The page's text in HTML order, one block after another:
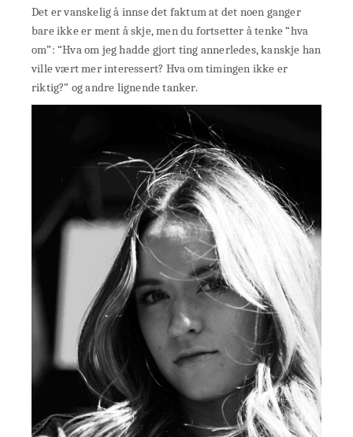
Det er vanskelig å innse det faktum at det noen ganger
bare ikke er ment å skje, men du fortsetter å tenke “hva
om”: “Hva om jeg hadde gjort ting annerledes, kanskje han
ville vært mer interessert? Hva om timingen ikke er
riktig?” og andre lignende tanker.